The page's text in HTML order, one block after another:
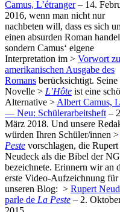
Camus, L’étranger– 14.
2016, wenn man nicht nur
nachbeten will, dass es sich
einen absurden Roman
sondern Camus‘ eigene
Interpretation im > Vorwort
amerikanischen Ausgabe des
Romans berücksichtigt. Seine
Novelle > L’Hôte ist eine
Alternative > Albert Camus,
— Neu: Schülerarbeitsheft –
März 2018. Und unsere
würden Ihren Schüler/innen >
Peste vorschlagen, die Rupert
Neudeck als die Bibel der
bezeichnete. Erinnern wir an
erste Video-Aufzeichnung für
unseren Blog: > Rupert
parle de La Peste – 2.